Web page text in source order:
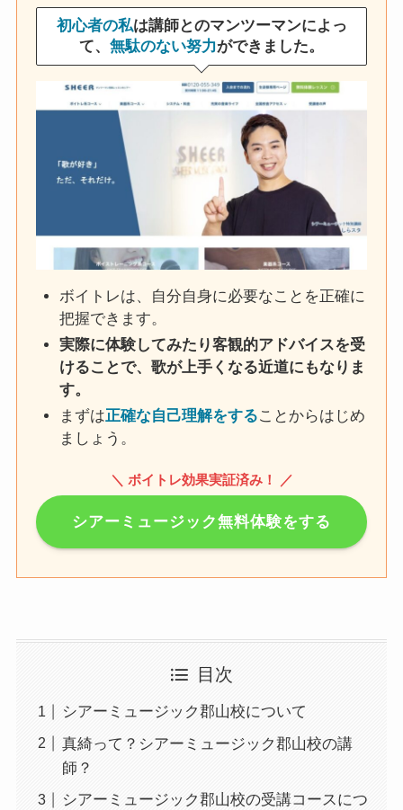
初心者の私は講師とのマンツーマンによっ
て、 無駄のない努力ができました。
ボイトレは、自分自身に必要なことを正確に
把握できます。
実際に体験してみたり客観的アドバイスを受
けることで、歌が上手くなる近道にもなりま
す。
まずは正確な自己理解をすることからはじめ
ましょう。
＼ ボイトレ効果実証済み！ ／
シアーミュージック無料体験をする
目次
シアーミュージック郡山校について
真綺って？シアーミュージック郡山校の講
師？
シアーミュージック郡山校の受講コースにつ